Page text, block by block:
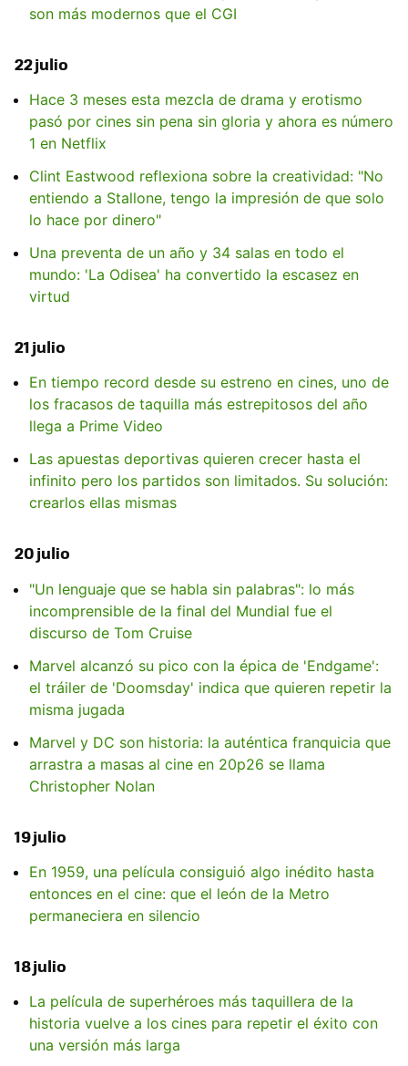
son más modernos que el CGI
22 julio
Hace 3 meses esta mezcla de drama y erotismo
pasó por cines sin pena sin gloria y ahora es número
1 en Netflix
Clint Eastwood reflexiona sobre la creatividad: "No
entiendo a Stallone, tengo la impresión de que solo
lo hace por dinero"
Una preventa de un año y 34 salas en todo el
mundo: 'La Odisea' ha convertido la escasez en
virtud
21 julio
En tiempo record desde su estreno en cines, uno de
los fracasos de taquilla más estrepitosos del año
llega a Prime Video
Las apuestas deportivas quieren crecer hasta el
infinito pero los partidos son limitados. Su solución:
crearlos ellas mismas
20 julio
"Un lenguaje que se habla sin palabras": lo más
incomprensible de la final del Mundial fue el
discurso de Tom Cruise
Marvel alcanzó su pico con la épica de 'Endgame':
el tráiler de 'Doomsday' indica que quieren repetir la
misma jugada
Marvel y DC son historia: la auténtica franquicia que
arrastra a masas al cine en 20p26 se llama
Christopher Nolan
19 julio
En 1959, una película consiguió algo inédito hasta
entonces en el cine: que el león de la Metro
permaneciera en silencio
18 julio
La película de superhéroes más taquillera de la
historia vuelve a los cines para repetir el éxito con
una versión más larga